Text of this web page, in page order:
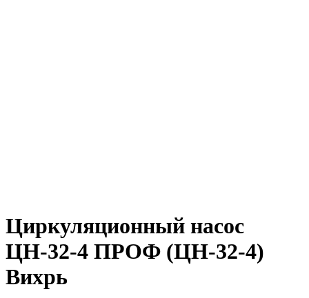
Циркуляционный насос
ЦН-32-4 ПРОФ (ЦН-32-4)
Вихрь